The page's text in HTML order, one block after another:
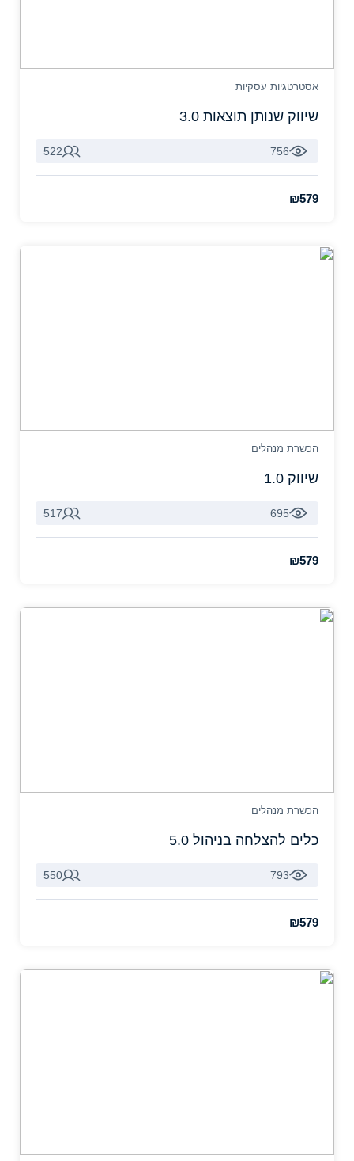
אסטרטגיות עסקיות
שיווק שנותן תוצאות 3.0
756
522
₪579
הכשרת מנהלים
שיווק 1.0
695
517
₪579
הכשרת מנהלים
כלים להצלחה בניהול 5.0
793
550
₪579